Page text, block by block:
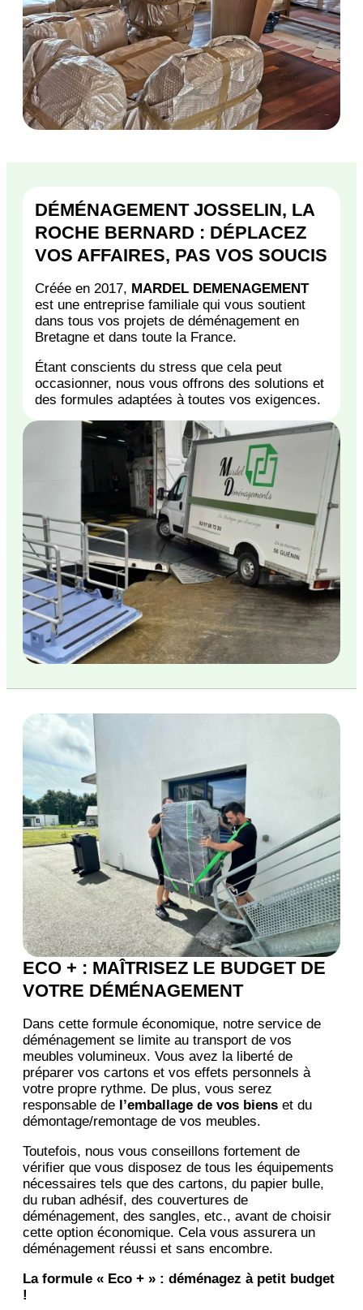
DÉMÉNAGEMENT JOSSELIN, LA
ROCHE BERNARD : DÉPLACEZ
VOS AFFAIRES, PAS VOS SOUCIS
Créée en 2017, MARDEL DEMENAGEMENT
est une entreprise familiale qui vous soutient
dans tous vos projets de déménagement en
Bretagne et dans toute la France.
Étant conscients du stress que cela peut
occasionner, nous vous offrons des solutions et
des formules adaptées à toutes vos exigences.
ECO + : MAÎTRISEZ LE BUDGET DE
VOTRE DÉMÉNAGEMENT
Dans cette formule économique, notre service de
déménagement se limite au transport de vos
meubles volumineux. Vous avez la liberté de
préparer vos cartons et vos effets personnels à
votre propre rythme. De plus, vous serez
responsable de l’emballage de vos biens et du
démontage/remontage de vos meubles.
Toutefois, nous vous conseillons fortement de
vérifier que vous disposez de tous les équipements
nécessaires tels que des cartons, du papier bulle,
du ruban adhésif, des couvertures de
déménagement, des sangles, etc., avant de choisir
cette option économique. Cela vous assurera un
déménagement réussi et sans encombre.
La formule « Eco + » : déménagez à petit budget
!